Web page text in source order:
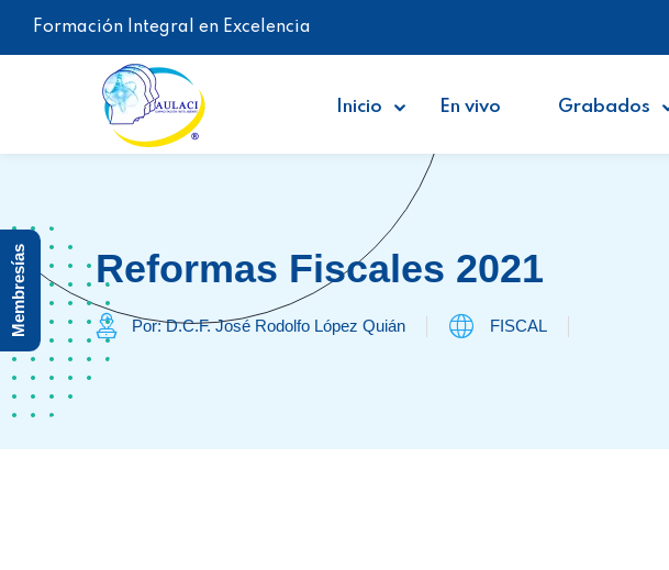
Formación Integral en Excelencia
Inicio En vivo Grabados
Reformas Fiscales 2021
Por: D.C.F. José Rodolfo López Quián FISCAL
Membresías